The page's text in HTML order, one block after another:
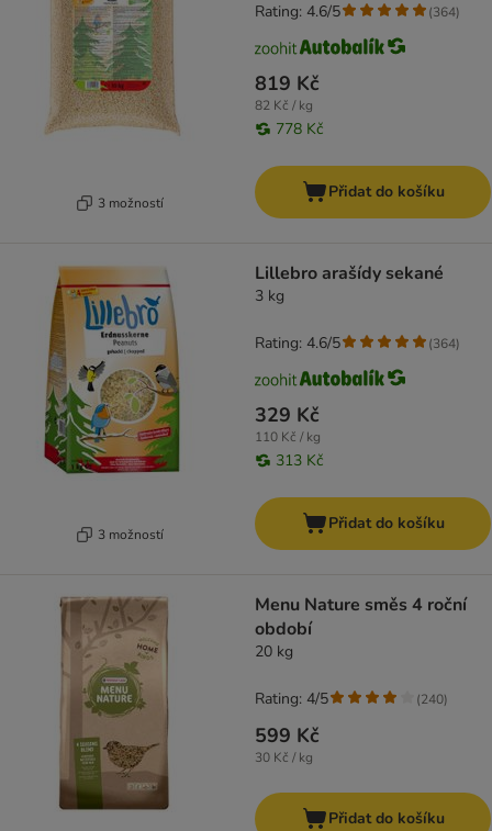
3 možností
819 Kč
82 Kč / kg
778 Kč
Rating: 4.6/5 (364)
Přidat do košíku
3 možností
Lillebro arašídy sekané
3 kg
329 Kč
110 Kč / kg
313 Kč
Rating: 4.6/5 (364)
Přidat do košíku
Menu Nature směs 4 roční
období
20 kg
599 Kč
30 Kč / kg
Rating: 4/5 (240)
Přidat do košíku